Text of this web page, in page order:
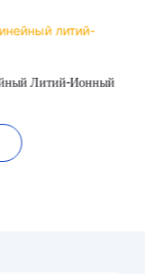
Литий-Ионный